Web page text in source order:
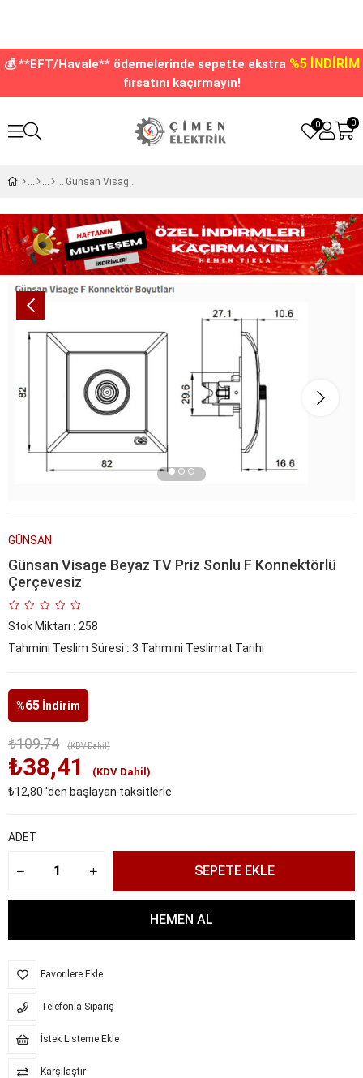
💰 **EFT/Havale** ödemelerinde sepette ekstra %5 İNDİRİM
fırsatını kaçırmayın!
0
0
Günsan Visage Beyaz TV Priz Sonlu F Konnektörlü Çerçevesiz
GÜNSAN
Günsan Visage Beyaz TV Priz Sonlu F Konnektörlü
Çerçevesiz
Stok Miktarı : 258
Tahmini Teslim Süresi : 3 Tahmini Teslimat Tarihi
%65 İndirim
₺109,74 (KDV Dahil)
₺38,41 (KDV Dahil)
₺12,80 'den başlayan taksitlerle
ADET
Favorilere Ekle
Telefonla Sipariş
İstek Listeme Ekle
Karşılaştır